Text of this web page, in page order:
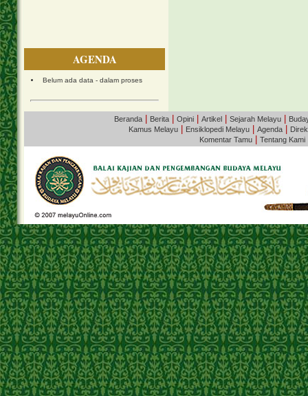
AGENDA
Belum ada data - dalam proses
Beranda Berita Opini Artikel Sejarah Melayu
Kamus Melayu
Ensiklopedi Melayu Agenda
Komentar Tamu
Tentang Kami